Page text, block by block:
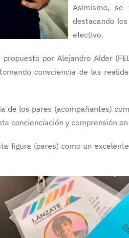
Asimismo, se
destacando
efectivo.
por Alejandro Alder
consciencia de las
de los pares (acompañantes)
concienciación y comprensión
figura (pares) como un